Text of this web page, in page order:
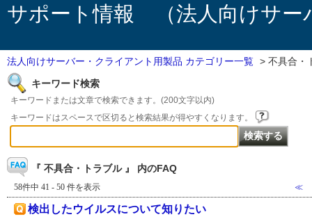
サポート情報 （法人向けサー
法人向けサーバー・クライアント用製品 カテゴリー一覧 > 不具合・
キーワード検索
キーワードまたは文章で検索できます。(200文字以内)
キーワードはスペースで区切ると検索結果が得やすくなります。
『 不具合・トラブル 』 内のFAQ
58件中 41 - 50 件を表示 ≪
検出したウイルスについて知りたい